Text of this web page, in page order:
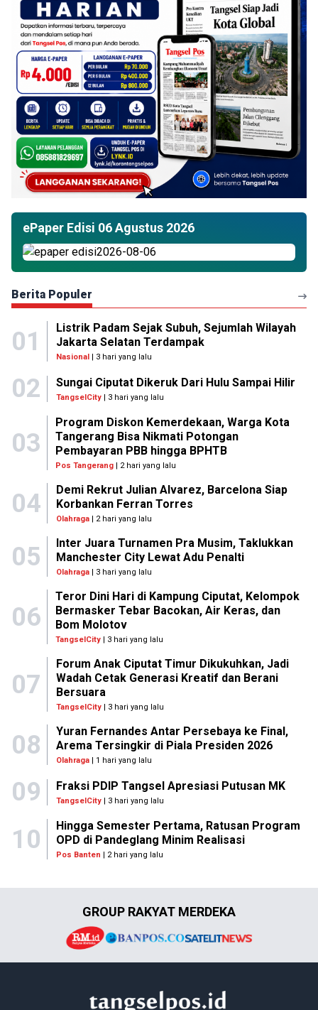
ePaper Edisi 06 Agustus 2026
Berita Populer
01
Listrik Padam Sejak Subuh, Sejumlah Wilayah
Jakarta Selatan Terdampak
Nasional| 3 hari yang lalu
02 Sungai Ciputat Dikeruk Dari Hulu Sampai Hilir
TangselCity | 3 hari yang lalu
03
Program Diskon Kemerdekaan, Warga Kota
Tangerang Bisa Nikmati Potongan
Pembayaran PBB hingga BPHTB
Pos Tangerang | 2 hari yang lalu
04
Demi Rekrut Julian Alvarez, Barcelona Siap
Korbankan Ferran Torres
Olahraga| 2 hari yang lalu
05
Inter Juara Turnamen Pra Musim, Taklukkan
Manchester City Lewat Adu Penalti
Olahraga| 3 hari yang lalu
06
Teror Dini Hari di Kampung Ciputat, Kelompok
Bermasker Tebar Bacokan, Air Keras, dan
Bom Molotov
TangselCity | 3 hari yang lalu
07
Forum Anak Ciputat Timur Dikukuhkan, Jadi
Wadah Cetak Generasi Kreatif dan Berani
Bersuara
TangselCity| 3 hari yang lalu
08
Yuran Fernandes Antar Persebaya ke Final,
Arema Tersingkir di Piala Presiden 2026
Olahraga| 1 hari yang lalu
09 Fraksi PDIP Tangsel Apresiasi Putusan MK
TangselCity | 3 hari yang lalu
10
Hingga Semester Pertama, Ratusan Program
OPD di Pandeglang Minim Realisasi
Pos Banten | 2 hari yang lalu
GROUP RAKYAT MERDEKA